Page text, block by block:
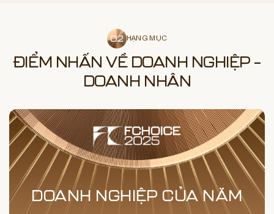
HẠNG MỤC
ĐIỂM NHẤN VỀ DOANH NGHIỆP –
DOANH NHÂN
DOANH NGHIỆP CỦA NĂM